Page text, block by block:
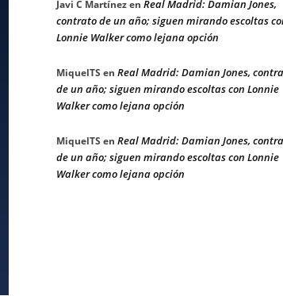
Javi C Martínezen Real Madrid: Damian Jones,
contrato de un año; siguen mirando escoltas
Lonnie Walker como lejana opción
MiquelTS en Real Madrid: Damian Jones,
de un año; siguen mirando escoltas con Lonnie
Walker como lejana opción
MiquelTS en Real Madrid: Damian Jones,
de un año; siguen mirando escoltas con Lonnie
Walker como lejana opción